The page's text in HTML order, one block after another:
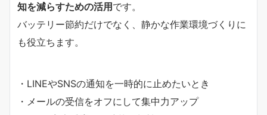
知を減らすための活用 です。
バッテリー節約だけでなく、静かな作業環境づくりに
も役立ちます。
・LINEやSNSの通知を一時的に止めたいとき
・メールの受信をオフにして集中力アップ